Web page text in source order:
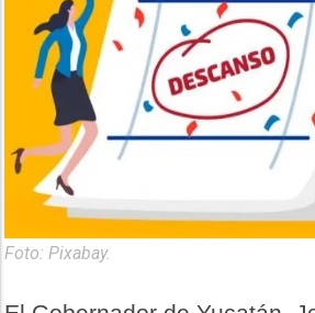
Foto: Pixabay.